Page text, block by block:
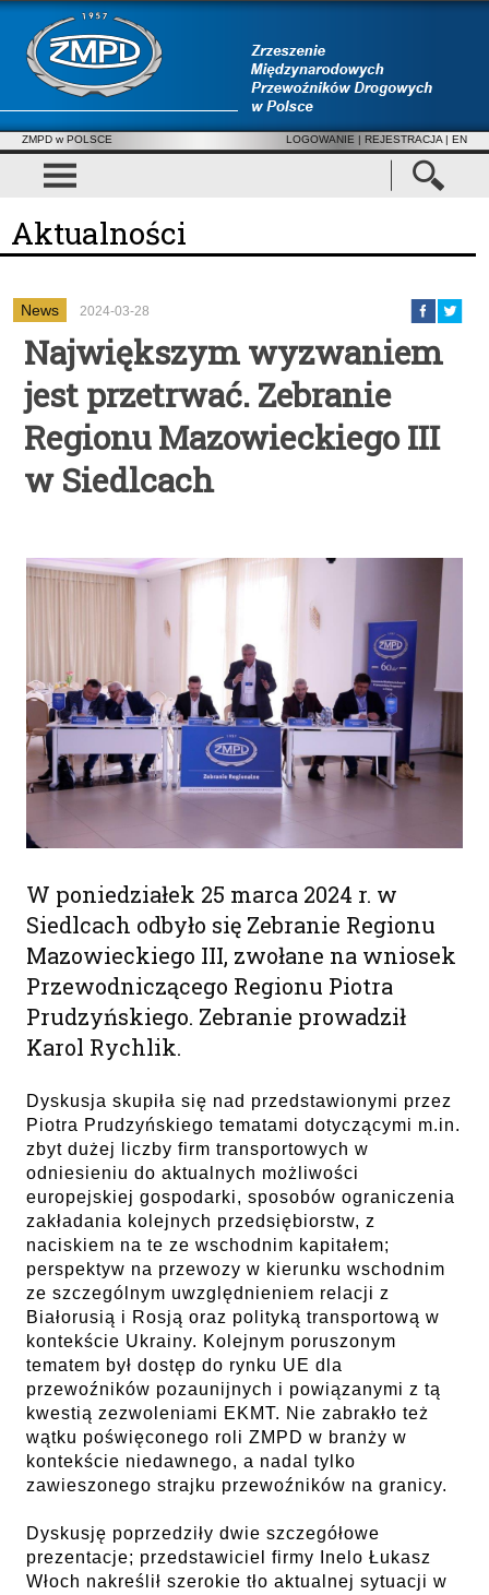
ZMPD w POLSCE LOGOWANIE | REJESTRACJA | EN
Aktualności
News 2024-03-28
Największym wyzwaniem
jest przetrwać. Zebranie
Regionu Mazowieckiego III
w Siedlcach
W poniedziałek 25 marca 2024 r. w
Siedlcach odbyło się Zebranie Regionu
Mazowieckiego III, zwołane na wniosek
Przewodniczącego Regionu Piotra
Prudzyńskiego. Zebranie prowadził
Karol Rychlik.
Dyskusja skupiła się nad przedstawionymi przez
Piotra Prudzyńskiego tematami dotyczącymi m.in.
zbyt dużej liczby firm transportowych w
odniesieniu do aktualnych możliwości
europejskiej gospodarki, sposobów ograniczenia
zakładania kolejnych przedsiębiorstw, z
naciskiem na te ze wschodnim kapitałem;
perspektyw na przewozy w kierunku wschodnim
ze szczególnym uwzględnieniem relacji z
Białorusią i Rosją oraz polityką transportową w
kontekście Ukrainy. Kolejnym poruszonym
tematem był dostęp do rynku UE dla
przewoźników pozaunijnych i powiązanymi z tą
kwestią zezwoleniami EKMT. Nie zabrakło też
wątku poświęconego roli ZMPD w branży w
kontekście niedawnego, a nadal tylko
zawieszonego strajku przewoźników na granicy.
Dyskusję poprzedziły dwie szczegółowe
prezentacje; przedstawiciel firmy Inelo Łukasz
Włoch nakreślił szerokie tło aktualnej sytuacji w